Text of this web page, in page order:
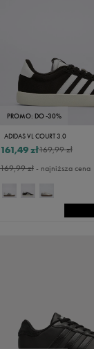
PROMO: DO -30%
ADIDAS VL COURT 3.0
169,99 zł
161,49 zł
169,99 zł- najniższa cena